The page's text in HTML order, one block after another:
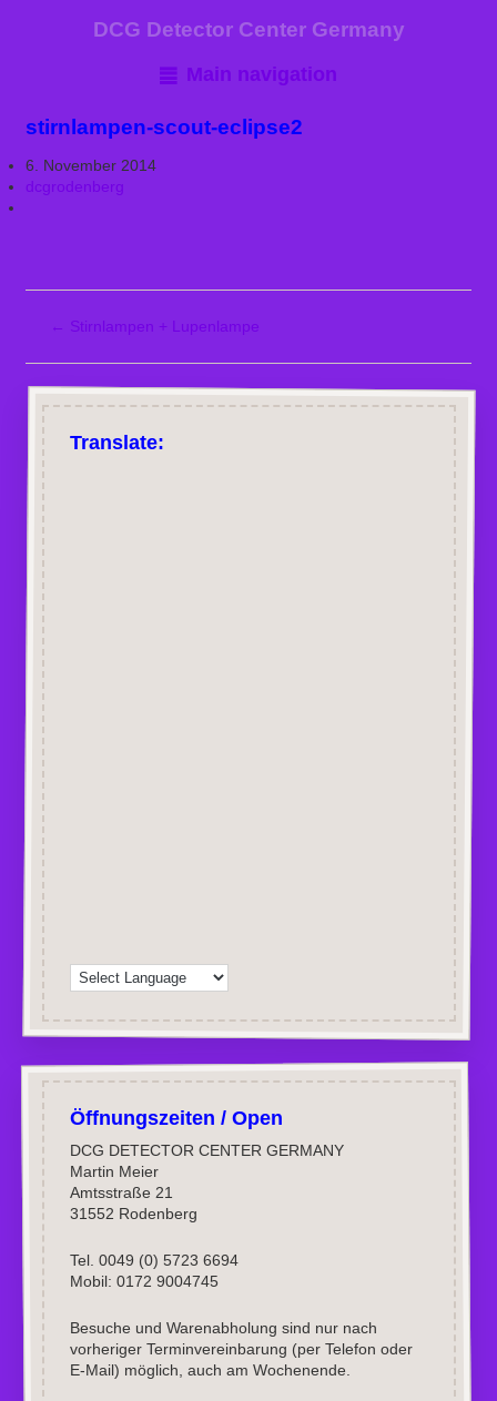
DCG Detector Center Germany
Main navigation
stirnlampen-scout-eclipse2
6. November 2014
dcgrodenberg
← Stirnlampen + Lupenlampe
Translate:
Öffnungszeiten / Open
DCG DETECTOR CENTER GERMANY
Martin Meier
Amtsstraße 21
31552 Rodenberg
Tel. 0049 (0) 5723 6694
Mobil: 0172 9004745
Besuche und Warenabholung sind nur nach
vorheriger Terminvereinbarung (per Telefon oder
E-Mail) möglich, auch am Wochenende.